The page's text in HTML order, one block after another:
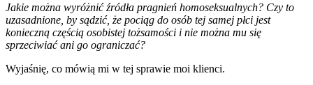
Jakie można wyróżnić źródła pragnień homoseksualnych? Czy to
uzasadnione, by sądzić, że pociąg do osób tej samej płci jest
konieczną częścią osobistej tożsamości i nie można mu się
sprzeciwiać ani go ograniczać?
Wyjaśnię, co mówią mi w tej sprawie moi klienci.